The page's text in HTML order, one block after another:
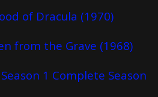
of Dracula (1970)
from the Grave (1968)
1 Complete Season